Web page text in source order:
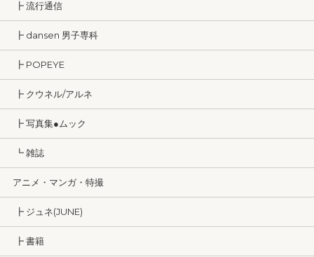
┣ 流行通信
┣ dansen 男子専科
┣ POPEYE
┣ クウネル/アルネ
┣ 写真集●ムック
┗ 雑誌
アニメ・マンガ・特撮
┣ ジュネ(JUNE)
┣ 書籍